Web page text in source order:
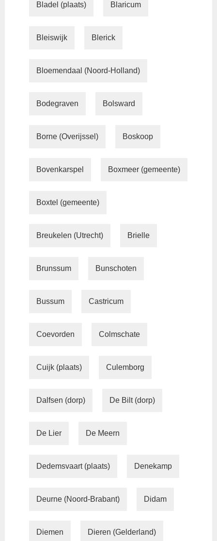
Bladel (plaats) Blaricum
Bleiswijk Blerick
Bloemendaal (Noord-Holland)
Bodegraven Bolsward
Borne (Overijssel) Boskoop
Bovenkarspel Boxmeer (gemeente)
Boxtel (gemeente)
Breukelen (Utrecht) Brielle
Brunssum Bunschoten
Bussum Castricum
Coevorden Colmschate
Cuijk (plaats) Culemborg
Dalfsen (dorp) De Bilt (dorp)
De Lier De Meern
Dedemsvaart (plaats) Denekamp
Deurne (Noord-Brabant) Didam
Diemen Dieren (Gelderland)